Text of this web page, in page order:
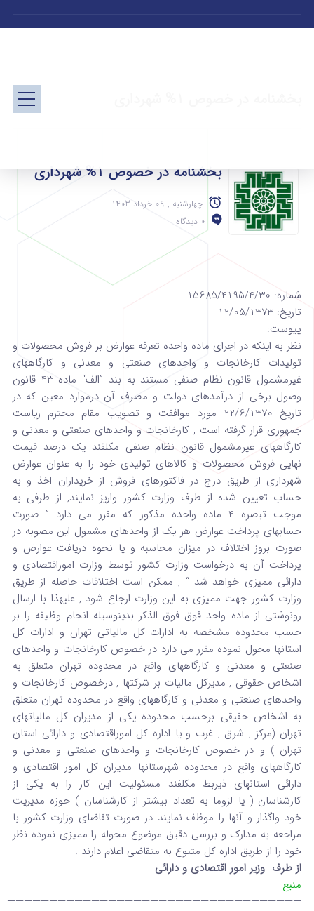
بخشنامه در خصوص 1% شهرداری
چهارشنبه , 09 خرداد 1403
0 دیدگاه
شماره: 15685/4195/4/30
تاریخ: 12/05/1373
پیوست:
نظر به اینکه در اجرای ماده واحده تعرفه عوارض بر فروش محصولات و
تولیدات کارخانجات و واحدهای صنعتی و معدنی و کارگاههای
غیرمشمول قانون نظام صنفی مستند به بند ”الف“ ماده 43 قانون
وصول برخی از درآمدهای دولت و مصرف آن درموارد معین که در
تاریخ 22/6/1370 مورد موافقت و تصویب مقام محترم ریاست
جمهوری قرار گرفته است , کارخانجات و واحدهای صنعتی و معدنی و
کارگاههای غیرمشمول قانون نظام صنفی مکلفند یک درصد قیمت
نهایی فروش محصولات و کالاهای تولیدی خود را به عنوان عوارض
شهرداری از طریق درج در فاکتورهای فروش از خریداران اخذ و به
حساب تعیین شده از طرف وزارت کشور واریز نمایند, از طرفی به
موجب تبصره 4 ماده واحده مذکور که مقرر می دارد ” صورت
حسابهای پرداخت عوارض هر یک از واحدهای مشمول این مصوبه در
صورت بروز اختلاف در میزان محاسبه و یا نحوه دریافت عوارض و
پرداخت آن به درخواست وزارت کشور توسط وزارت اموراقتصادی و
دارائی ممیزی خواهد شد “ , ممکن است اختلافات حاصله از طریق
وزارت کشور جهت ممیزی به این وزارت ارجاع شود , علیهذا با ارسال
رونوشتی از ماده واحد فوق فوق الذکر بدینوسیله انجام وظیفه را بر
حسب محدوده مشخصه به ادارات کل مالیاتی تهران و ادارات کل
استانها محول نموده مقرر می دارد در خصوص کارخانجات و واحدهای
صنعتی و معدنی و کارگاههای واقع در محدوده تهران متعلق به
اشخاص حقوقی , مدیرکل مالیات بر شرکتها , درخصوص کارخانجات و
واحدهای صنعتی و معدنی و کارگاههای واقع در محدوده تهران متعلق
به اشخاص حقیقی برحسب محدوده یکی از مدیران کل مالیاتهای
تهران (مرکز , شرق , غرب و یا اداره کل اموراقتصادی و دارائی استان
تهران ) و در خصوص کارخانجات و واحدهای صنعتی و معدنی و
کارگاههای واقع در محدوده شهرستانها مدیران کل امور اقتصادی و
دارائی استانهای ذیربط مکلفند مسئولیت این کار را به یکی از
کارشناسان ( یا لزوما به تعداد بیشتر از کارشناسان ) حوزه مدیریت
خود واگذار و آنها را موظف نمایند در صورت تقاضای وزارت کشور با
مراجعه به مدارک و بررسی دقیق موضوع محوله را ممیزی نموده نظر
خود را از طریق اداره کل متبوع به متقاضی اعلام دارند .
از طرف وزیر امور اقتصادی و دارائی
منبع
———————————————————————————————————